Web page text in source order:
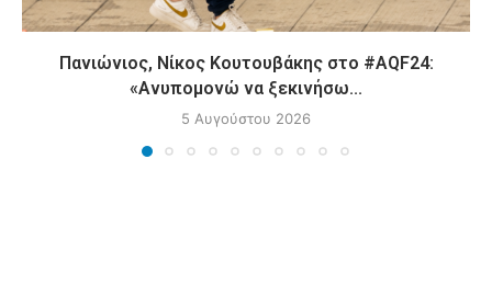
Πανιώνιος, Νίκος Κουτουβάκης στο #AQF24:
«Ανυπομονώ να ξεκινήσω...
5 Αυγούστου 2026